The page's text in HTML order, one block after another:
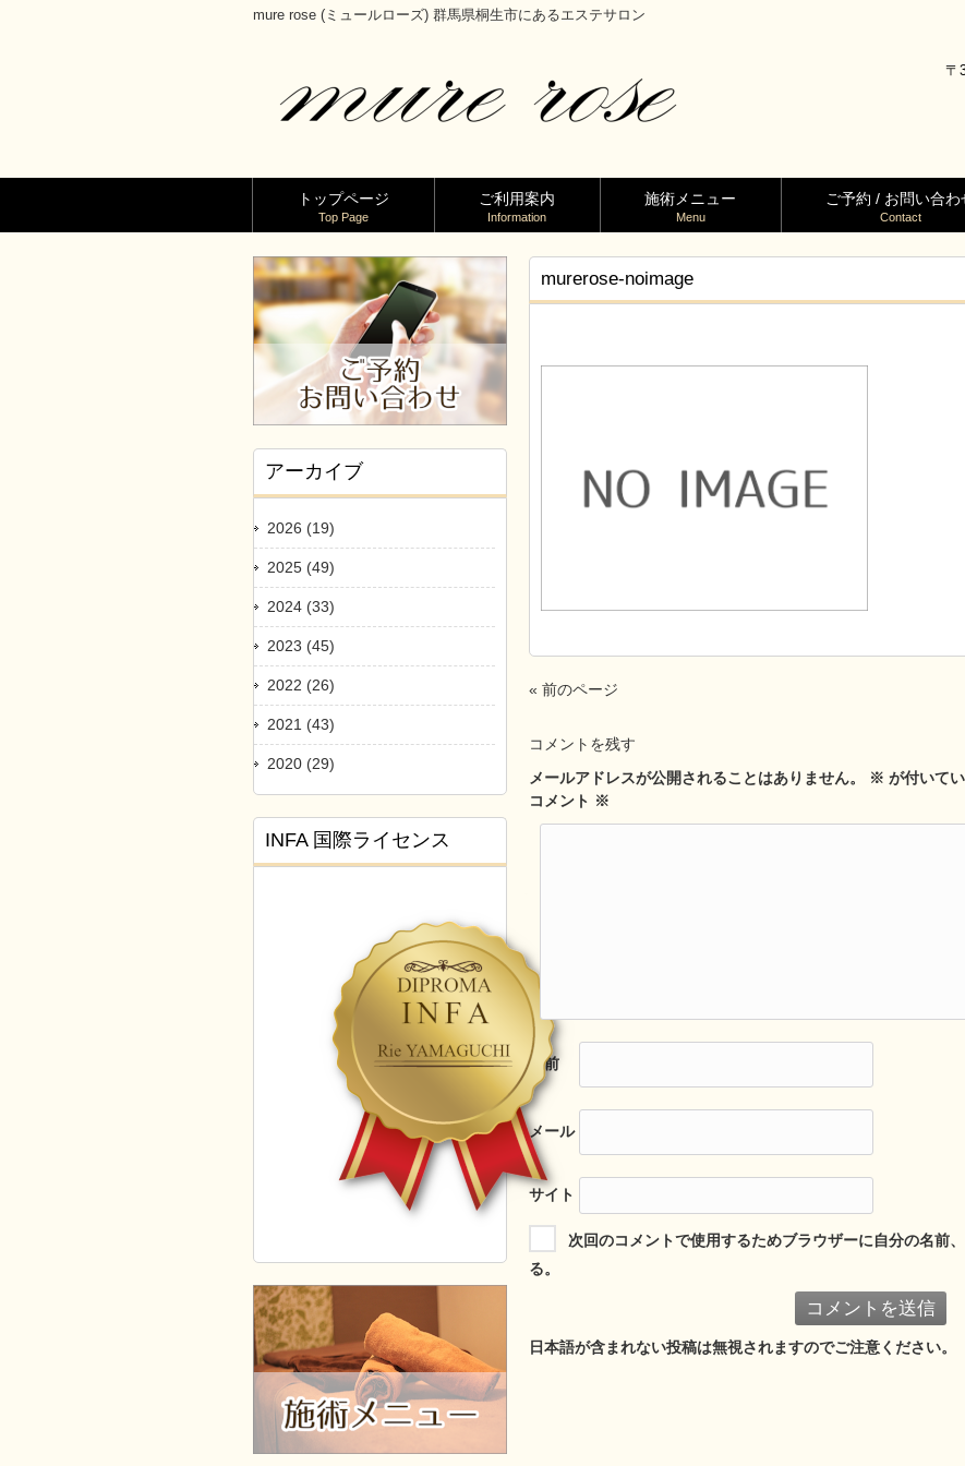
mure rose (ミュールローズ) 群馬県桐生市にあるエステサロン
〒
トップページ
Top Page
ご利用案内
Information
施術メニュー
Menu
ご予約 / お問い合わ
Contact
murerose-noimage
« 前のページ
コメントを残す
メールアドレスが公開されることはありません。
※ が付いて
コメント ※
名前
メール
サイト
次回のコメントで使用するためブラウザーに自分の名前
る。
日本語が含まれない投稿は無視されますのでご注意ください。
アーカイブ
2026 (19)
2025 (49)
2024 (33)
2023 (45)
2022 (26)
2021 (43)
2020 (29)
INFA 国際ライセンス